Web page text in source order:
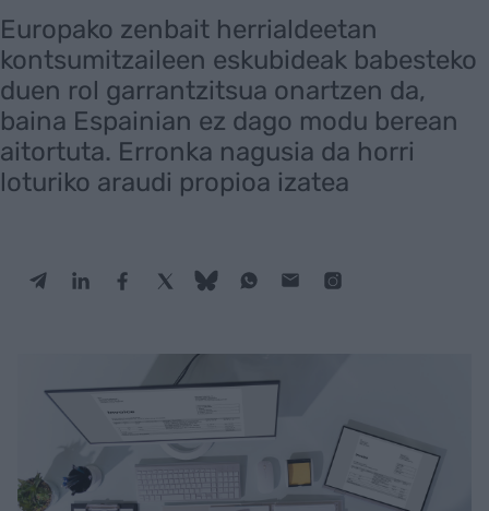
Europako zenbait herrialdeetan
kontsumitzaileen eskubideak babesteko
duen rol garrantzitsua onartzen da,
baina Espainian ez dago modu berean
aitortuta. Erronka nagusia da horri
loturiko araudi propioa izatea